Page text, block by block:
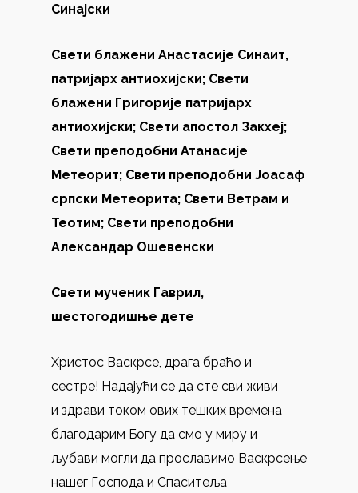
Синајски
Свети блажени Анастасије Синаит,
патријарх антиохијски; Свети
блажени Григорије патријарх
антиохијски; Свети апостол Закхеј;
Свети преподобни Атанасије
Метеорит; Свети преподобни Јоасаф
српски Метеорита; Свети Ветрам и
Теотим; Свети преподобни
Александар Ошевенски
Свети мученик Гаврил,
шестогодишње дете
Христос Васкрсе, драга браћо и
сестре! Надајући се да сте сви живи
и здрави током ових тешких времена
благодарим Богу да смо у миру и
љубави могли да прославимо Васкрсење
нашег Господа и Спаситеља